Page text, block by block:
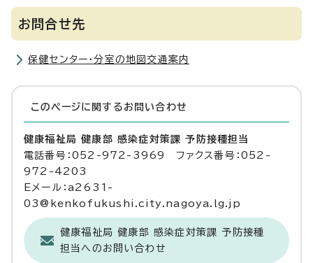
お問合せ先
保健センター・分室の地図交通案内
このページに関する お問い合わせ
健康福祉局 健康部 感染症対策課 予防接種担当
電話番号：052-972-3969 ファクス番号：052-
972-4203
Eメール：a2631-
03@kenkofukushi.city.nagoya.lg.jp
健康福祉局 健康部 感染症対策課 予防接種
担当へのお問い合わせ